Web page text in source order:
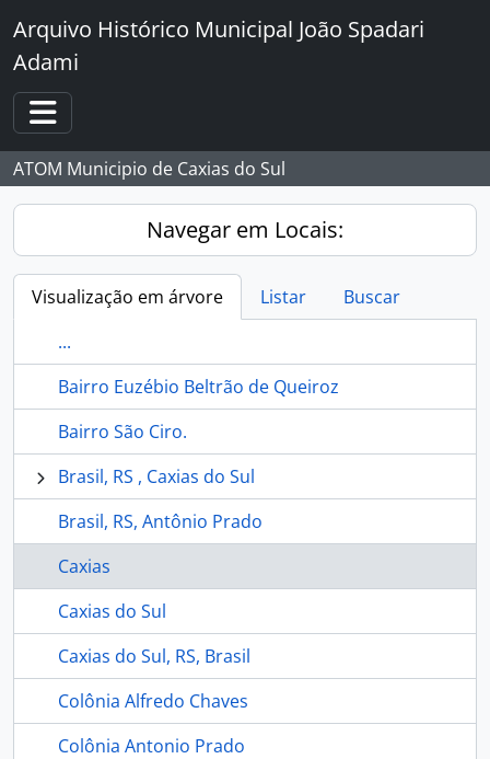
Skip to main content
Arquivo Histórico Municipal João Spadari
Adami
Toggle navigation
ATOM Municipio de Caxias do Sul
Navegar em Locais:
Visualização em árvore Listar
Buscar
...
Bairro Euzébio Beltrão de Queiroz
Bairro São Ciro.
Brasil, RS , Caxias do Sul
Brasil, RS, Antônio Prado
Caxias
Caxias do Sul
Caxias do Sul, RS, Brasil
Colônia Alfredo Chaves
Colônia Antonio Prado